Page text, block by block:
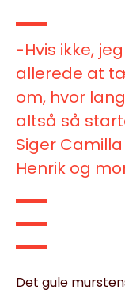
-Hvis ikke,
allerede at
om, hvor
altså så
Siger
Henrik og
Det gule